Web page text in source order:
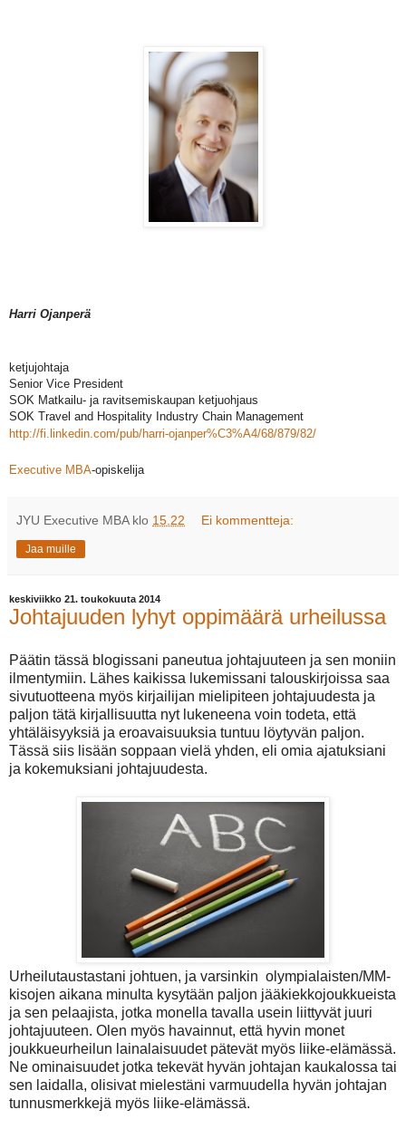
Harri Ojanperä
ketjujohtaja
Senior Vice President
SOK Matkailu- ja ravitsemiskaupan ketjuohjaus
SOK Travel and Hospitality Industry Chain Management
http://fi.linkedin.com/pub/harri-ojanper%C3%A4/68/879/82/
Executive MBA-opiskelija
JYU Executive MBA klo 15.22 Ei kommentteja:
Jaa muille
keskiviikko 21. toukokuuta 2014
Johtajuuden lyhyt oppimäärä urheilussa
Päätin tässä blogissani paneutua johtajuuteen ja sen moniin
ilmentymiin. Lähes kaikissa lukemissani talouskirjoissa saa
sivutuotteena myös kirjailijan mielipiteen johtajuudesta ja
paljon tätä kirjallisuutta nyt lukeneena voin todeta, että
yhtäläisyyksiä ja eroavaisuuksia tuntuu löytyvän paljon.
Tässä siis lisään soppaan vielä yhden, eli omia ajatuksiani
ja kokemuksiani johtajuudesta.
Urheilutaustastani johtuen, ja varsinkin olympialaisten/MM-
kisojen aikana minulta kysytään paljon jääkiekkojoukkueista
ja sen pelaajista, jotka monella tavalla usein liittyvät juuri
johtajuuteen. Olen myös havainnut, että hyvin monet
joukkueurheilun lainalaisuudet pätevät myös liike-elämässä.
Ne ominaisuudet jotka tekevät hyvän johtajan kaukalossa tai
sen laidalla, olisivat mielestäni varmuudella hyvän johtajan
tunnusmerkkejä myös liike-elämässä.